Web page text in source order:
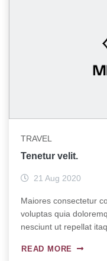
TRAVEL
Tenetur velit.
21 Aug 2020
Maiores consectetur
voluptas quia
nesciunt ut repellat
READ MORE